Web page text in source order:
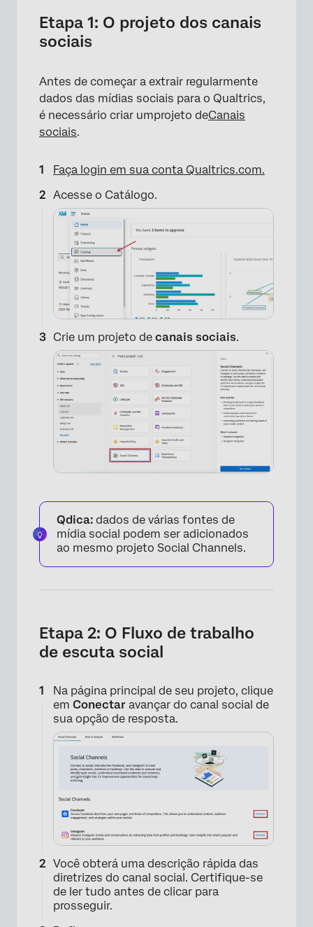
Etapa 1: O projeto dos canais
sociais
Antes de começar a extrair regularmente
dados das mídias sociais para o Qualtrics,
é necessário criar umprojeto deCanais
sociais.
Faça login em sua conta Qualtrics.com.
Acesse o Catálogo.
×
Crie um projeto de canais sociais.
Qdica: dados de várias fontes de
mídia social podem ser adicionados
ao mesmo projeto Social Channels.
Etapa 2: O Fluxo de trabalho
de escuta social
Na página principal de seu projeto, clique
em Conectar avançar do canal social de
sua opção de resposta.
Você obterá uma descrição rápida das
diretrizes do canal social. Certifique-se
de ler tudo antes de clicar para
prosseguir.